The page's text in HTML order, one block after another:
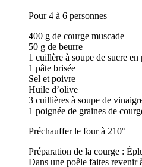
Pour 4 à 6 personnes
400 g de courge muscade
50 g de beurre
1 cuillère à soupe de sucre en
1 pâte brisée
Sel et poivre
Huile d’olive
3 cuillières à soupe de
1 poignée de graines de
Préchauffer le four à 210°
Préparation de la courge :
Dans une poêle faites revenir